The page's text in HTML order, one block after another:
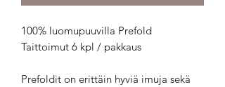
100% luomupuuvilla Prefold
Taittoimut 6 kpl / pakkaus
Prefoldit on erittäin hyviä imuja sekä